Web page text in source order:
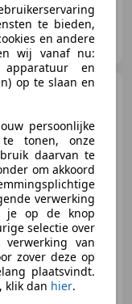
107
50 kW (68 PK)
te bieden,
en andere
wij vanaf nu:
en
op te slaan en
persoonlijke
te tonen, onze
daarvan te
om akkoord
verwerking
je op de knop
selectie over
van
zover deze op
plaatsvindt.
, klik dan hier.